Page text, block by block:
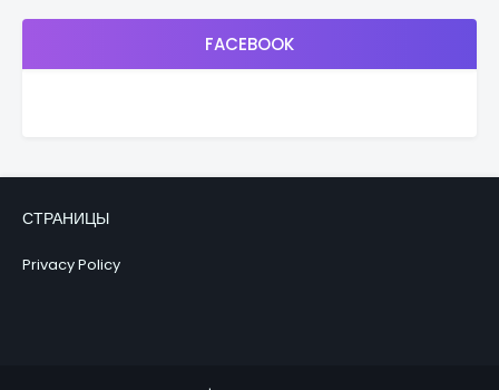
FACEBOOK
СТРАНИЦЫ
Privacy Policy